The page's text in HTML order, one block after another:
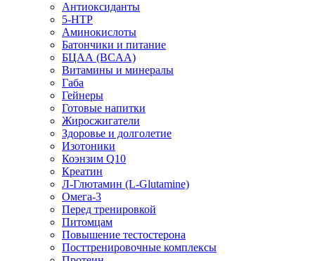
Антиоксиданты
5-HTP
Аминокислоты
Батончики и питание
БЦАА (BCAA)
Витамины и минералы
Габа
Гейнеры
Готовые напитки
Жиросжигатели
Здоровье и долголетие
Изотоники
Коэнзим Q10
Креатин
Л-Глютамин (L-Glutamine)
Омега-3
Перед тренировкой
Питомцам
Повышение тестостерона
Посттренировочные комплексы